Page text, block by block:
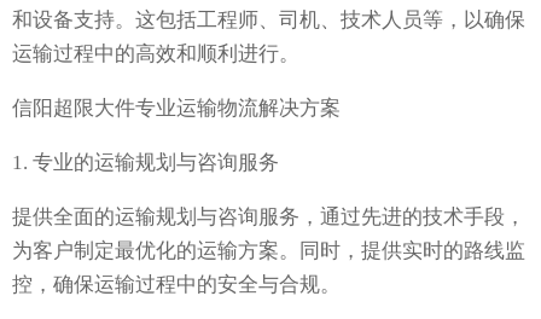
和设备支持。这包括工程师、司机、技术人员等，以确保
运输过程中的高效和顺利进行。
信阳超限大件专业运输物流解决方案
1. 专业的运输规划与咨询服务
提供全面的运输规划与咨询服务，通过先进的技术手段，
为客户制定最优化的运输方案。同时，提供实时的路线监
控，确保运输过程中的安全与合规。